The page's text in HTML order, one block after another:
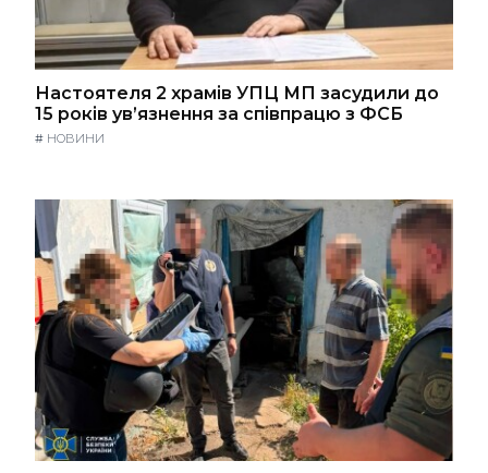
Настоятеля 2 храмів УПЦ МП засудили до
15 років ув’язнення за співпрацю з ФСБ
# НОВИНИ